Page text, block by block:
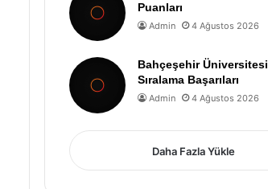
Puanları
Admin 4 Ağustos 2026
Bahçeşehir Üniversitesi
Sıralama Başarıları
Admin 4 Ağustos 2026
Daha Fazla Yükle